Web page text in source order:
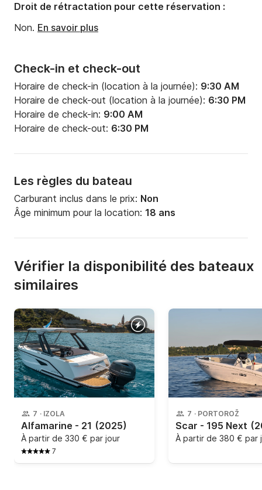
Check-in et check-out
Horaire de check-in (location à la journée): 9:30 AM
Horaire de check-out (location à la journée): 6:30 PM
Horaire de check-in: 9:00 AM
Horaire de check-out: 6:30 PM
Les règles du bateau
Carburant inclus dans le prix: Non
Âge minimum pour la location: 18 ans
Droit de rétractation pour cette réservation :
Non. En savoir plus
Vérifier la disponibilité des bateaux
similaires
7 · IZOLA
Alfamarine - 21 (2025)
À partir de 330 € par jour
7
7 · PORTOROŽ
Scar - 195 Next
À partir de 380 € par